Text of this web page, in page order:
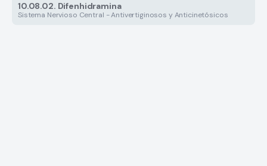
10.08.02. Difenhidramina
Sistema Nervioso Central - Antivertiginosos y Anticinetósicos